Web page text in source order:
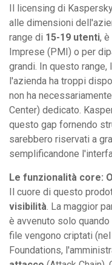
Il licensing di
alle dimensioni
range di 15-19 utenti,
Imprese (PMI) o per
grandi. In questo
l'azienda ha troppi
non ha
Center) dedicato.
questo gap fornendo
sarebbero riservati a
semplificandone
Le funzionalità core:
Il cuore di questo
visibilità. La maggior
è avvenuto solo
file vengono criptati
Foundations,